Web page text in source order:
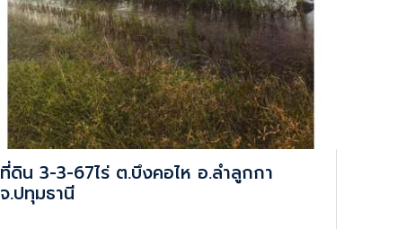
ที่ดิน 3-3-67ไร่ ต.บึงคอไห อ.ลำลูกกา
จ.ปทุมธานี